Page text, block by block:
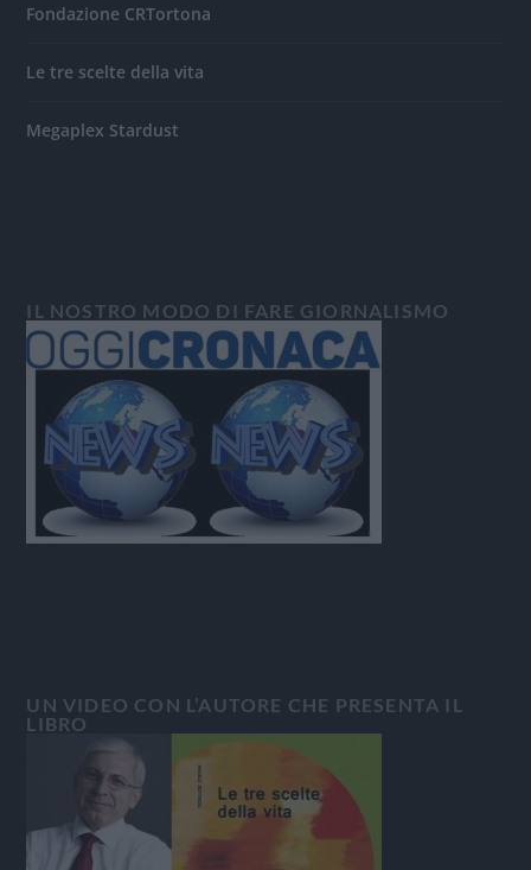
Fondazione CRTortona
Le tre scelte della vita
Megaplex Stardust
IL NOSTRO MODO DI FARE GIORNALISMO
UN VIDEO CON L’AUTORE CHE PRESENTA IL
LIBRO